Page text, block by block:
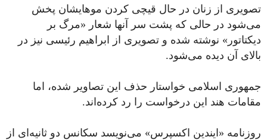
تصویری از زنان در حال قیچی کردن موهایشان پخش
می‌شود در حالی که پشت سر آنها شعار «مرگ بر
دیکتاتور» نوشته شده و تصویری از ابراهیم رئیسی نیز در
بالای آن دیده می‌شود.
جمهوری اسلامی خواستار حذف این تصاویر شده، اما
مقامات هند این درخواست را رد کرده‌اند.
روزنامه «ایندین اکسپرس» می‌نویسد سکانس دو ثانیه‌ای از